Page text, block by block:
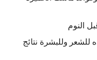
النوم
للشعر وللبشرة نتائج